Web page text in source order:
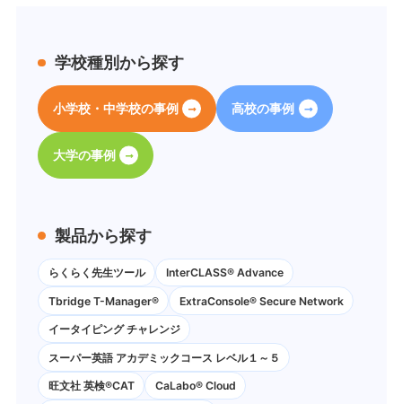
学校種別から探す
小学校・中学校の事例 高校の事例
大学の事例
製品から探す
らくらく先生ツール InterCLASS® Advance
Tbridge T-Manager® ExtraConsole® Secure Network
イータイピング チャレンジ
スーパー英語 アカデミックコース レベル１～５
旺文社 英検®CAT CaLabo®︎ Cloud